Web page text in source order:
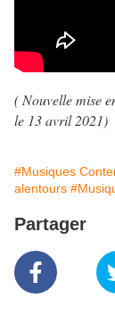
( Nouvelle mise
le 13 avril 2021)
#Musiques
alentours
Partager